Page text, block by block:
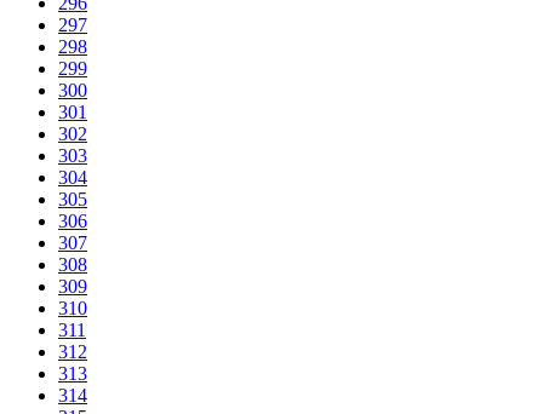
297
298
299
300
301
302
303
304
305
306
307
308
309
310
311
312
313
314